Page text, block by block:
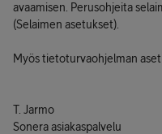
avaamisen. Perusohjeita
(Selaimen asetukset).
Myös tietoturvaohjelman
T. Jarmo
Sonera asiakaspalvelu